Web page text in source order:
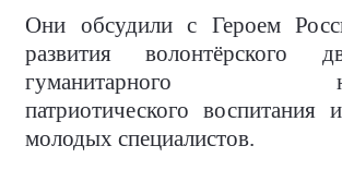
Они обсудили с Героем
развития волонтёрского
гуманитарного
патриотического воспитания
молодых специалистов.